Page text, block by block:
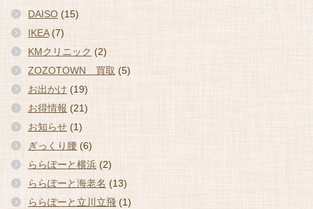
DAISO (15)
IKEA(7)
KMクリニック (2)
ZOZOTOWN 買取 (5)
お出かけ (19)
お得情報 (21)
お知らせ (1)
ぎっくり腰 (6)
ららぽーと横浜 (2)
ららぽーと海老名 (13)
ららぽーと立川立飛 (1)